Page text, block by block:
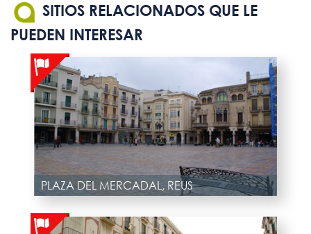
SITIOS RELACIONADOS QUE LE
PUEDEN INTERESAR
PLAZA DEL MERCADAL, REUS